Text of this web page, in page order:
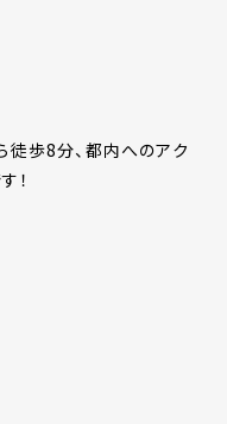
徒歩8分、都内へのアク
！